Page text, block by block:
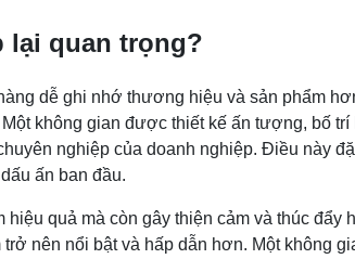
lại quan trọng?
dễ ghi nhớ thương hiệu và sản phẩm
không gian được thiết kế ấn tượng, bố
nghiệp của doanh nghiệp. Điều này
ấn ban đầu.
quả mà còn gây thiện cảm và thúc
nên nổi bật và hấp dẫn hơn. Một không